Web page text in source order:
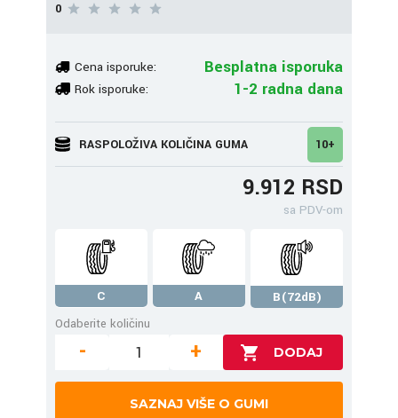
0
Cena isporuke: Besplatna isporuka
Rok isporuke: 1-2 radna dana
RASPOLOŽIVA KOLIČINA GUMA 10+
9.912 RSD
sa PDV-om
C A
B(72dB)
Odaberite količinu
- +
SAZNAJ VIŠE O GUMI